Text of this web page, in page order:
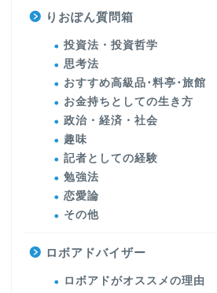
りおぽん質問箱
投資法・投資哲学
思考法
おすすめ高級品･料亭･旅館
お金持ちとしての生き方
政治・経済・社会
趣味
記者としての経験
勉強法
恋愛論
その他
ロボアドバイザー
ロボアドがオススメの理由